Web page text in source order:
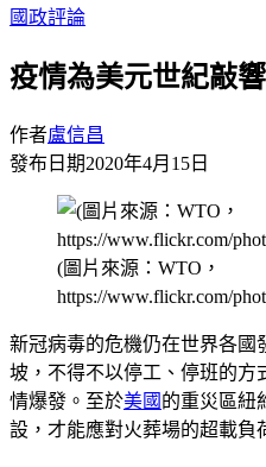
國政評論
疫情為美元世紀敲
作者盧信昌
發布日期2020年4月15日
(圖片來源：WTO，
https://www.flickr.com/
新冠病毒的危機仍在世界各國
坡，不得不以停工、停班的方
情爆發。至於美國 的重災區紐
設，才能應對火葬場的超載負